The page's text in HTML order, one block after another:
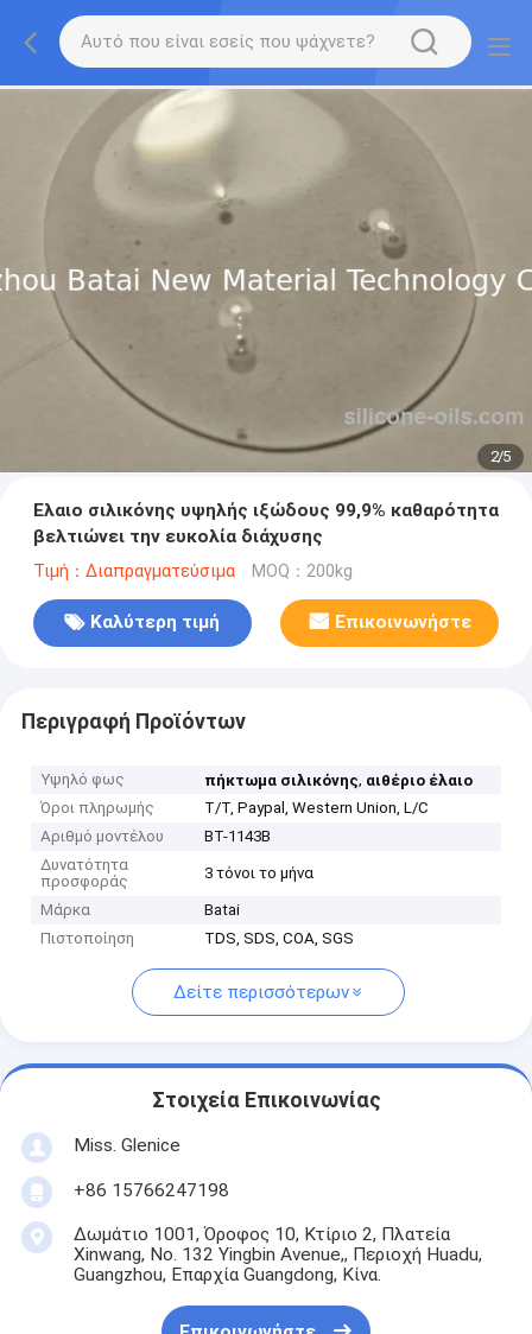
2/5
Ελαιο σιλικόνης υψηλής ιξώδους 99,9% καθαρότητα
βελτιώνει την ευκολία διάχυσης
Τιμή：Διαπραγματεύσιμα MOQ：200kg
Καλύτερη τιμή Επικοινωνήστε
Περιγραφή Προϊόντων
Υψηλό φως πήκτωμα σιλικόνης, αιθέριο έλαιο
Όροι πληρωμής
T/T, Paypal, Western Union, L/C
Αριθμό μοντέλου
BT-1143B
Δυνατότητα
προσφοράς
3 τόνοι το μήνα
Μάρκα
Batai
Πιστοποίηση
TDS, SDS, COA, SGS
Δείτε περισσότερων
Στοιχεία Επικοινωνίας
Miss. Glenice
+86 15766247198
Δωμάτιο 1001, Όροφος 10, Κτίριο 2, Πλατεία
Xinwang, No. 132 Yingbin Avenue,, Περιοχή Huadu,
Guangzhou, Επαρχία Guangdong, Κίνα.